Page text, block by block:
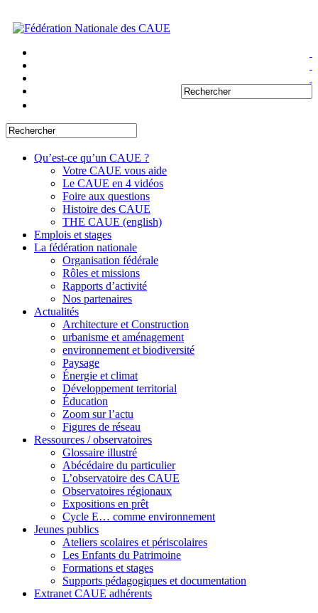
Qu’est-ce qu’un CAUE ?
Votre CAUE vous aide
Le CAUE en 4 vidéos
Foire aux questions
Histoire des CAUE
THE CAUE (english)
Emplois et stages
La fédération nationale
Organisation fédérale
Rôles et missions
Rapports d’activité
Nos partenaires
Actualités
Architecture et Construction
urbanisme et aménagement
environnement et biodiversité
Paysage
Énergie et climat
Développement territorial
Éducation
Zoom sur l’actu
Figures de réseau
Ressources / observatoires
Glossaire illustré
Abécédaire du particulier
L’observatoire des CAUE
Observatoires régionaux
Expositions en prêt
Cycle E… comme environnement
Jeunes publics
Ateliers scolaires et périscolaires
Les Enfants du Patrimoine
Formations et stages
Supports pédagogiques et documentation
Extranet CAUE adhérents